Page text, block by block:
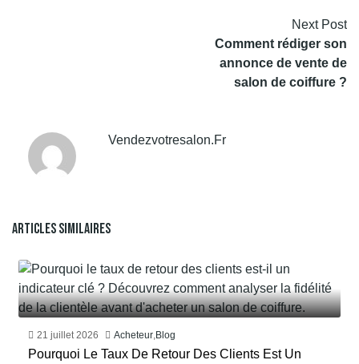
Next Post
Comment rédiger son
annonce de vente de
salon de coiffure ?
Vendezvotresalon.fr
Articles Similaires
21 juillet 2026 Acheteur Blog
Pourquoi Le Taux De Retour Des Clients Est Un